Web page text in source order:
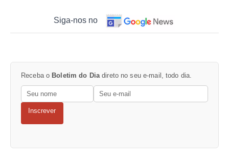
Siga-nos no
Receba o Boletim do Dia direto no seu e-mail, todo dia.
Inscrever